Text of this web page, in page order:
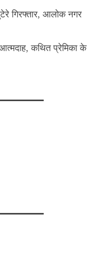
गिरफ्तार, आलोक नगर
कथित प्रेमिका के